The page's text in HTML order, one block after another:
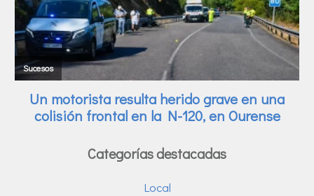
Categorías destacadas
Local